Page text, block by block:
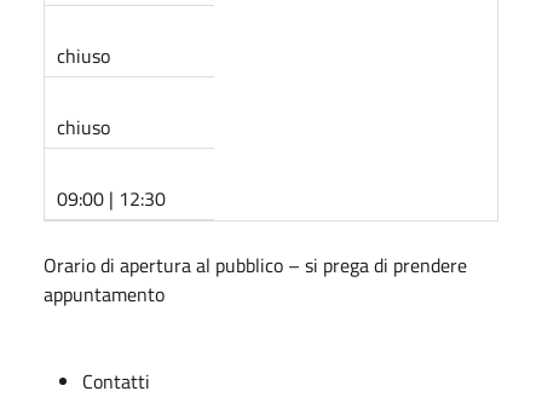
chiuso
chiuso
09:00 | 12:30
Orario di apertura al pubblico – si prega di prendere
appuntamento
Contatti